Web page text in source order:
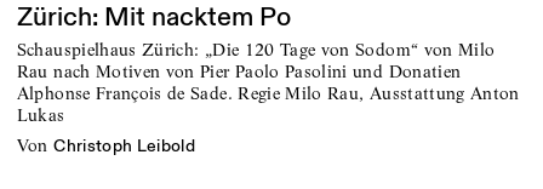
Zürich: Mit nacktem Po
Schauspielhaus Zürich: „Die 120 Tage von Sodom“ von Milo
Rau nach Motiven von Pier Paolo Pasolini und Donatien
Alphonse François de Sade. Regie Milo Rau, Ausstattung Anton
Lukas
von Christoph Leibold